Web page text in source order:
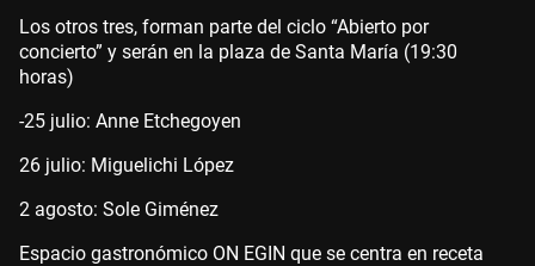
Los otros tres, forman parte del ciclo “Abierto por
concierto” y serán en la plaza de Santa María (19:30
horas)
-25 julio: Anne Etchegoyen
26 julio: Miguelichi López
2 agosto: Sole Giménez
Espacio gastronómico ON EGIN que se centra en receta